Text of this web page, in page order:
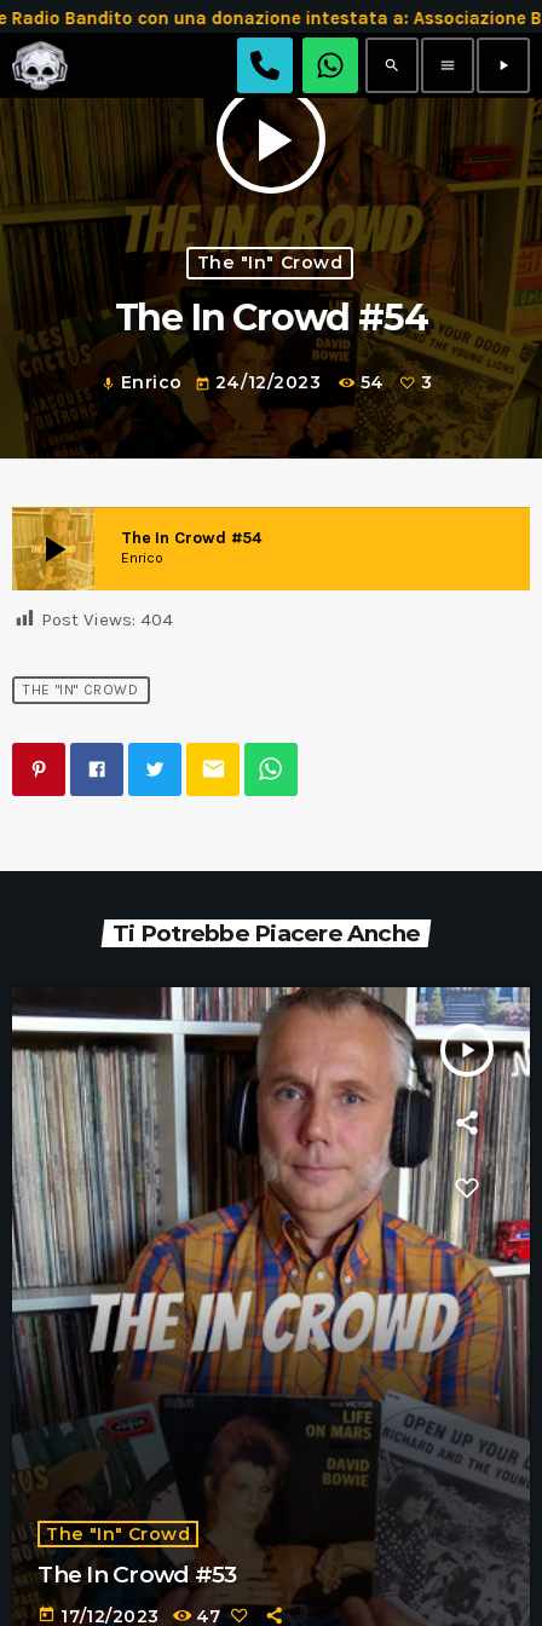
Bandito con una donazione intestata a: Associazione
search menu play_arrow
play_arrow
The "In" Crowd
The In Crowd #54
mic Enrico today 24/12/2023 54 3
play_arrow The In Crowd #54
Enrico
Post Views: 404
THE "IN" CROWD
email
Ti Potrebbe Piacere Anche
play_arrow
The "In" Crowd
The In Crowd #53
today 17/12/2023 47